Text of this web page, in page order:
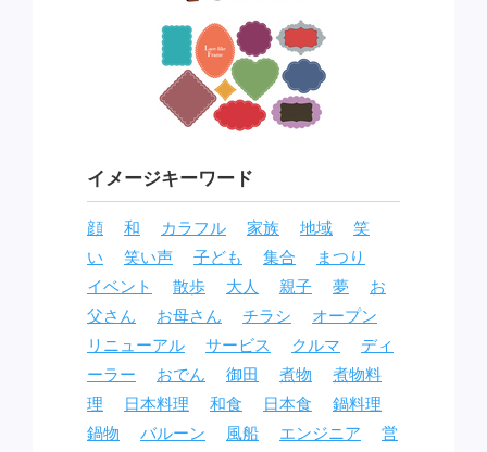
イメージキーワード
顔 和 カラフル 家族 地域
笑
い
笑い声 子ども 集合
まつり
イベント
散歩 大人 親子 夢
お
父さん
お母さん チラシ
オープン
リニューアル
サービス クルマ
ディ
ーラー
おでん 御田 煮物
煮物料
理
日本料理 和食 日本食
鍋料理
鍋物
バルーン 風船 エンジニア
営